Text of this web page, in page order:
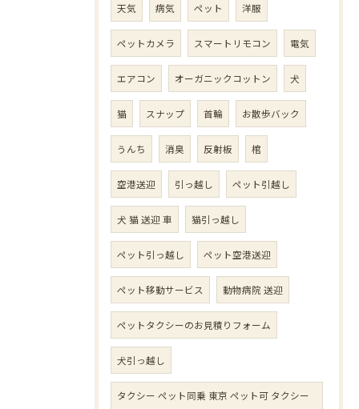
天気 病気 ペット 洋服
ペットカメラ スマートリモコン 電気
エアコン オーガニックコットン 犬
猫 スナップ 首輪 お散歩バック
うんち 消臭 反射板 棺
空港送迎 引っ越し ペット引越し
犬 猫 送迎 車 猫引っ越し
ペット引っ越し ペット空港送迎
ペット移動サービス 動物病院 送迎
ペットタクシーのお見積りフォーム
犬引っ越し
タクシー ペット同乗 東京 ペット可 タクシー